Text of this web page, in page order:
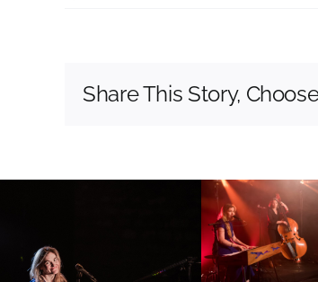
Share This Story,